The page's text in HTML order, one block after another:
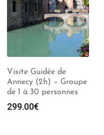
Visite Guidée de
Annecy (2h) – Groupe
de 1 à 30 personnes
299.00€